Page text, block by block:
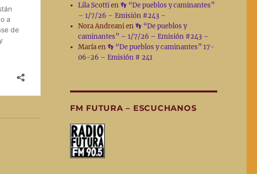
Lila Scottien👣 “De pueblos y caminantes”
– 1/7/26 – Emisión #243 –
Nora Andreanien👣 “De pueblos y
caminantes” – 1/7/26 – Emisión #243 –
Maríaen👣 “De pueblos y caminantes” 17-
06-26 – Emisión # 241
FM FUTURA – ESCUCHANOS